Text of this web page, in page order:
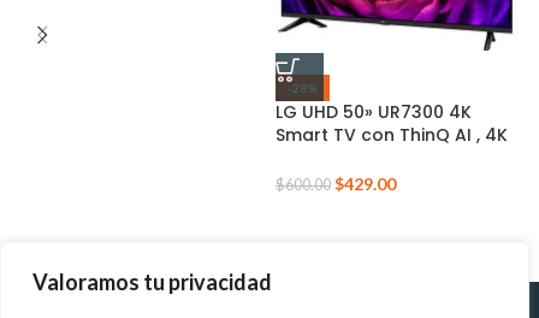
Valoramos tu privacidad
-28%
LG UHD 50» UR7300 4K
Smart TV con ThinQ AI , 4K
Inteligente(2023) +MAGI
$600.00 $429.00